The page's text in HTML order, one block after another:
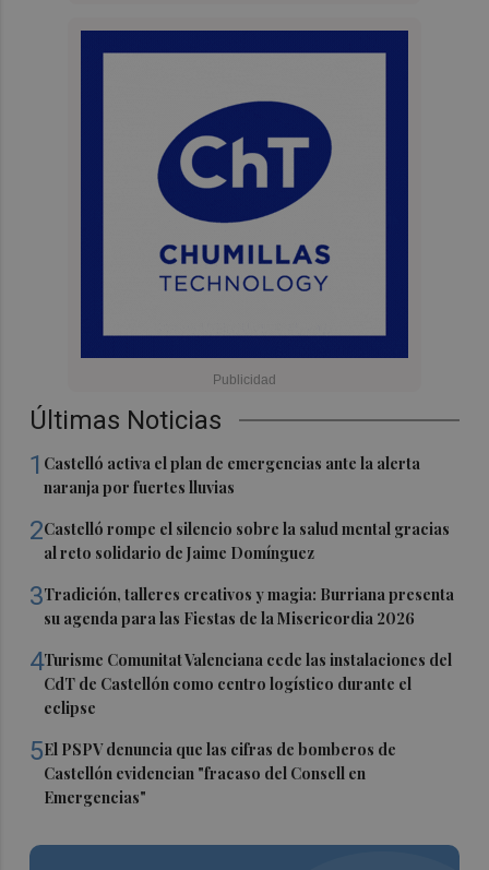
Últimas Noticias
1 Castelló activa el plan de emergencias ante la alerta
naranja por fuertes lluvias
2Castelló rompe el silencio sobre la salud mental gracias
al reto solidario de Jaime Domínguez
3Tradición, talleres creativos y magia: Burriana presenta
su agenda para las Fiestas de la Misericordia 2026
4Turisme Comunitat Valenciana cede las instalaciones del
CdT de Castellón como centro logístico durante el
eclipse
5El PSPV denuncia que las cifras de bomberos de
Castellón evidencian "fracaso del Consell en
Emergencias"